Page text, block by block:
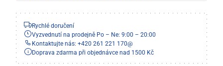
Rychlé doručení
Vyzvednutí na prodejně Po – Ne: 9:00 – 20:00
Kontaktujte nás: +420 261 221 170@
Doprava zdarma při objednávce nad 1500 Kč